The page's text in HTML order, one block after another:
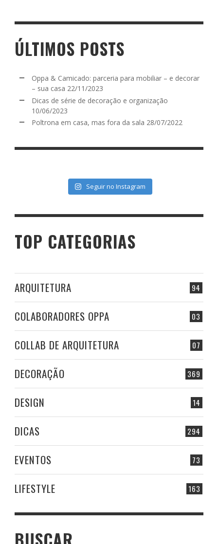
ÚLTIMOS POSTS
Oppa & Camicado: parceria para mobiliar – e decorar
– sua casa 22/11/2023
Dicas de série de decoração e organização
10/06/2023
Poltrona em casa, mas fora da sala 28/07/2022
Seguir no Instagram
TOP CATEGORIAS
94
ARQUITETURA
03
COLABORADORES OPPA
07
COLLAB DE ARQUITETURA
369
DECORAÇÃO
14
DESIGN
294
DICAS
73
EVENTOS
163
LIFESTYLE